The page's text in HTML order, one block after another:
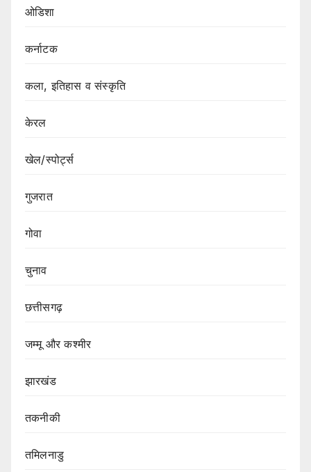
ओडिशा
कर्नाटक
कला, इतिहास व संस्कृति
केरल
खेल/स्पोर्ट्स
गुजरात
गोवा
चुनाव
छत्तीसगढ़
जम्मू और कश्मीर
झारखंड
तकनीकी
तमिलनाडु